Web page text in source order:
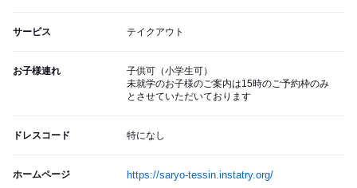
サービス テイクアウト
お子様連れ
子供可（小学生可）
未就学のお子様のご案内は15時のご予約枠のみ
とさせていただいております
ドレスコード 特になし
ホームページ https://saryo-tessin.instatry.org/